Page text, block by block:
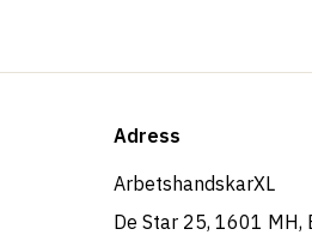
Adress
ArbetshandskarXL
De Star 25, 1601 MH,